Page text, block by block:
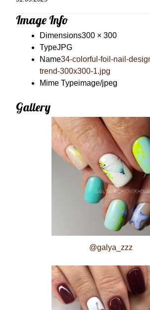
Image Info
Dimensions300 × 300
TypeJPG
Name34-colorful-foil-nail-
trend-300x300-1.jpg
Mime Typeimage/jpeg
Gallery
@galya_zzz